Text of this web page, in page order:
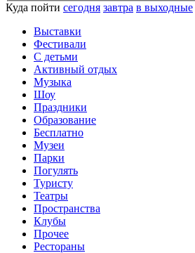
Куда пойти сегодня завтра в выходные
Выставки
Фестивали
С детьми
Активный отдых
Музыка
Шоу
Праздники
Образование
Бесплатно
Музеи
Парки
Погулять
Туристу
Театры
Пространства
Клубы
Прочее
Рестораны